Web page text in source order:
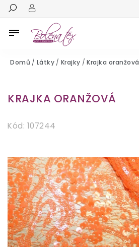
Domů / Látky / Krajky / Krajka oranžová
KRAJKA ORANŽOVÁ
Kód: 107244